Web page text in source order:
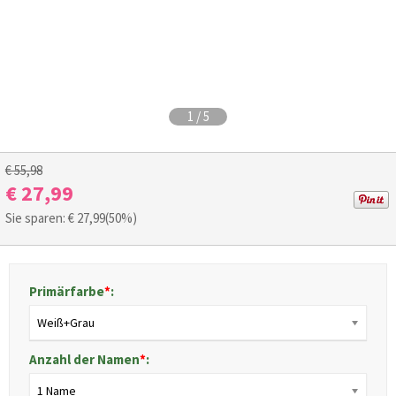
1 /5
€ 55,98
€ 27,99
Sie sparen: € 27,99(50%)
Primärfarbe*:
Weiß+Grau
Anzahl der Namen*:
1 Name